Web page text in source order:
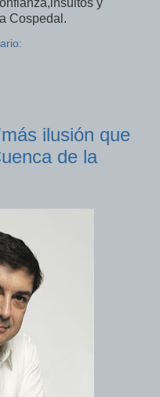
y
Cospedal.
ilusión que
de la